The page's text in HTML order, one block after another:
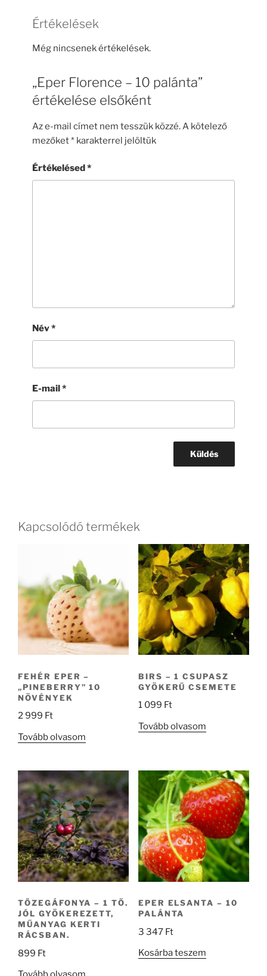
Értékelések
Még nincsenek értékelések.
„Eper Florence – 10 palánta”
értékelése elsőként
Az e-mail címet nem tesszük közzé.A kötelező
mezőket* karakterrel jelöltük
Értékelésed*
Név*
E-mail*
Kapcsolódó termékek
FEHÉR EPER –
„PINEBERRY” 10
NÖVÉNYEK
2 999 Ft
Tovább olvasom
BIRS – 1 CSUPASZ
GYÖKERŰ CSEMETE
1 099 Ft
Tovább olvasom
TŐZEGÁFONYA – 1 TŐ.
JÓL GYÖKEREZETT,
MŰANYAG KERTI
RÁCSBAN.
899 Ft
EPER ELSANTA – 10
PALÁNTA
3 347 Ft
Kosárba teszem